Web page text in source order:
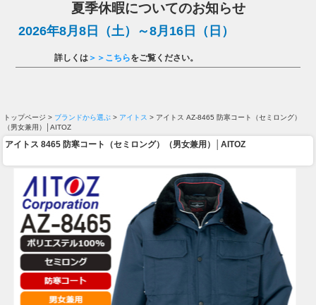
夏季休暇についてのお知らせ
2026年8月8日（土）～8月16日（日）
詳しくは ＞＞こちらをご覧ください。
トップページ > ブランドから選ぶ > アイトス > アイトス AZ-8465 防寒コート（セミロング）
（男女兼用）│AITOZ
アイトス 8465 防寒コート（セミロング）（男女兼用）│AITOZ